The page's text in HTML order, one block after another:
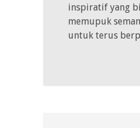
inspiratif yang
memupuk
untuk terus